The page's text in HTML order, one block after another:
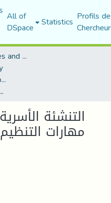
All of
DSpace Statistics Profils
Faculty of Humanities and Social Sciences
Scholarly Articles and Department Publications
التنشئة الأسرية ودورها في
التنشئة
مهارات